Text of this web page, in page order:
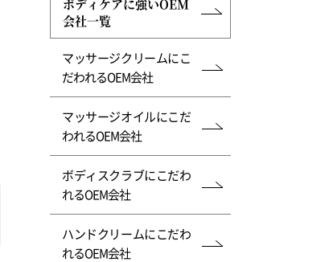
会社一覧
マッサージクリームにこ
だわれるOEM会社
マッサージオイルにこだ
われるOEM会社
ボディスクラブにこだわ
れるOEM会社
ハンドクリームにこだわ
れるOEM会社